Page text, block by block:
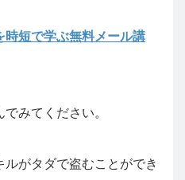
時短で学ぶ無料メール講
みてください。
がタダで盗むことができ